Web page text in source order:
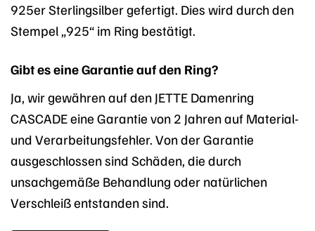
925er Sterlingsilber gefertigt. Dies wird durch den
Stempel „925“ im Ring bestätigt.
Gibt es eine Garantie auf den Ring?
Ja, wir gewähren auf den JETTE Damenring
CASCADE eine Garantie von 2 Jahren auf Material-
und Verarbeitungsfehler. Von der Garantie
ausgeschlossen sind Schäden, die durch
unsachgemäße Behandlung oder natürlichen
Verschleiß entstanden sind.